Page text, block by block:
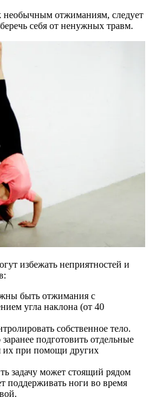
необычным отжиманиям, следует
себя от ненужных травм.
избежать неприятностей и
быть отжимания с
угла наклона (от 40
собственное тело.
подготовить отдельные
их при помощи других
задачу может стоящий рядом
поддерживать ноги во время